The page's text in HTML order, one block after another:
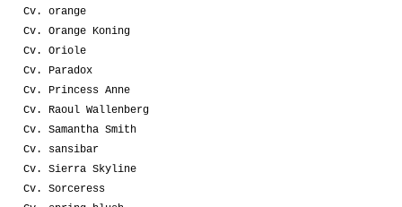
Cv. orange
Cv. Orange Koning
Cv. Oriole
Cv. Paradox
Cv. Princess Anne
Cv. Raoul Wallenberg
Cv. Samantha Smith
Cv. sansibar
Cv. Sierra Skyline
Cv. Sorceress